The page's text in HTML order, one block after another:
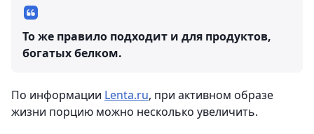
То же правило подходит и для продуктов,
богатых белком.
По информации Lenta.ru, при активном образе
жизни порцию можно несколько увеличить.